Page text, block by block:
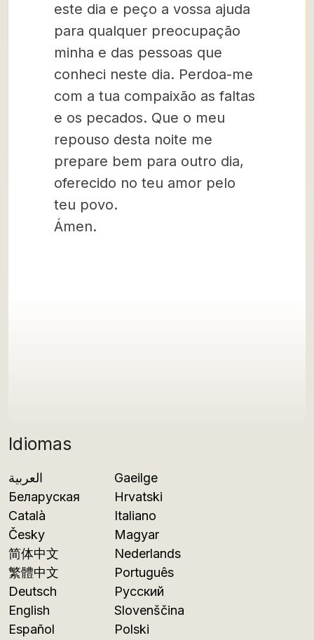
Idiomas
العربية
Беларуская
Català
Česky
简体中文
繁體中文
Deutsch
English
Español
Gaeilge
Hrvatski
Italiano
Magyar
Nederlands
Português
Русский
Slovenščina
Polski
este dia e peço a vossa ajuda
para qualquer preocupação
minha e das pessoas que
conheci neste dia. Perdoa-me
com a tua compaixão as faltas
e os pecados. Que o meu
repouso desta noite me
prepare bem para outro dia,
oferecido no teu amor pelo
teu povo.
Ámen.